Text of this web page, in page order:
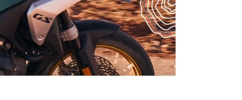
Справжній ексклюзив: золотисте кермо